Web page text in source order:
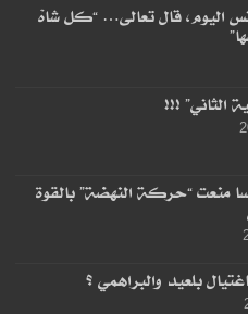
اليوم، قال تعالى… “كل شاهْ
الثاني” !!!
منعت “حركة النهضة” بالقوة
بلعيد والبراهمي ؟